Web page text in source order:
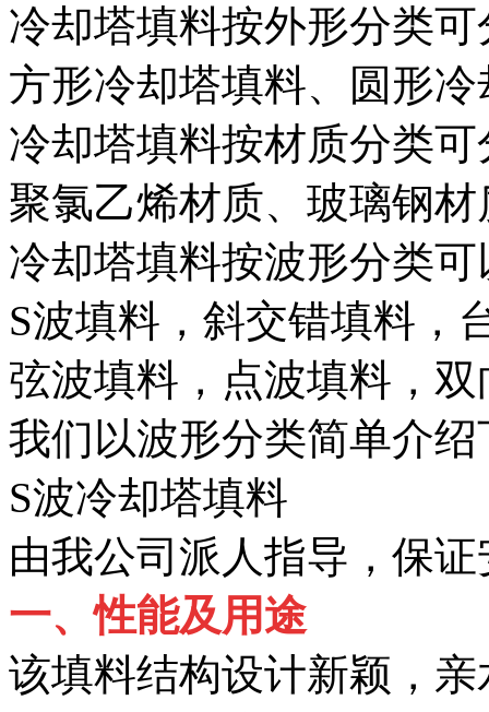
冷却塔填料按外形分类可
方形冷却塔填料、圆形
冷却塔填料按材质分类可
聚氯乙烯材质、玻璃钢
冷却塔填料按波形分类
S波填料，斜交错填料，
弦波填料，点波填料，
我们以波形分类简单介
S波冷却塔填料
由我公司派人指导，保
一、性能及用途
该填料结构设计新颖，